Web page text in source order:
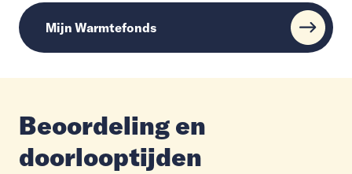
Mijn Warmtefonds
Beoordeling en
doorlooptijden